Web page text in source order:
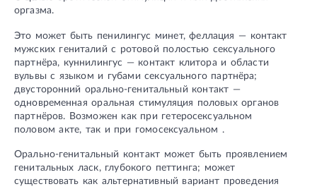
оргазма.
Это может быть пенилингус минет, феллация — контакт
мужских гениталий с ротовой полостью сексуального
партнёра, куннилингус — контакт клитора и области
вульвы с языком и губами сексуального партнёра;
двусторонний орально-генитальный контакт —
одновременная оральная стимуляция половых органов
партнёров. Возможен как при гетеросексуальном
половом акте, так и при гомосексуальном .
Орально-генитальный контакт может быть проявлением
генитальных ласк, глубокого петтинга; может
существовать как альтернативный вариант проведения